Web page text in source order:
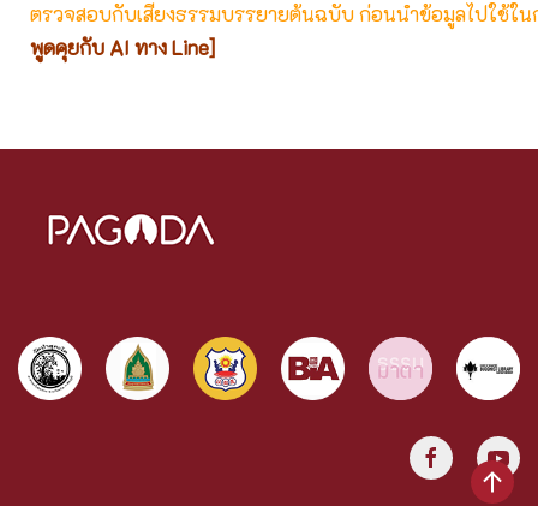
ตรวจสอบกับเสียงธรรมบรรยายต้นฉบับ ก่อนนำข้อมูลไปใช้ใน
พูดคุยกับ AI ทาง Line]